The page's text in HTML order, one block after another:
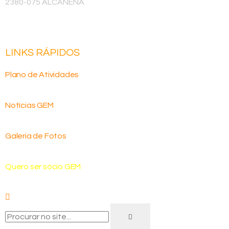
2380-075 ALCANENA
LINKS RÁPIDOS
Plano de Atividades
Notícias GEM
Galeria de Fotos
Quero ser sócio GEM